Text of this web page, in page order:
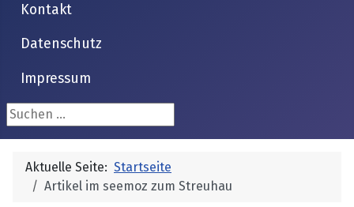
Kontakt
Datenschutz
Impressum
Suchen ...
Aktuelle Seite: Startseite
Artikel im seemoz zum Streuhau